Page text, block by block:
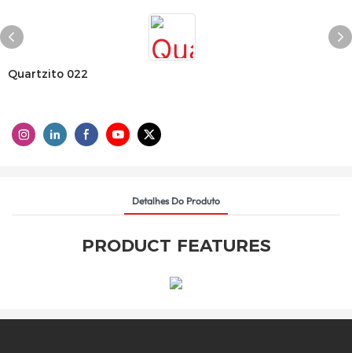
Quartzito 022
Detalhes Do Produto
PRODUCT FEATURES